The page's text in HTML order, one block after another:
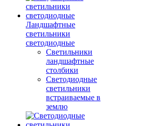
Ландшафтные
светильники
светодиодные
Светильники
ландшафтные
столбики
Светодиодные
светильники
встраиваемые в
землю